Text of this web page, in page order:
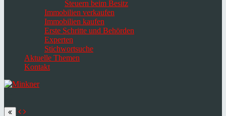
Steuern beim Besitz
Immobilien verkaufen
Immobilien kaufen
Erste Schritte und Behörden
Experten
Stichwortsuche
Aktuelle Themen
Kontakt
language